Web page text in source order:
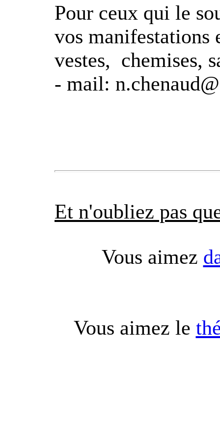
Pour ceux qui le
vos manifestations
vestes, chemises,
- mail:
Et n'oubliez pas
Vous aimez
Vous aimez le